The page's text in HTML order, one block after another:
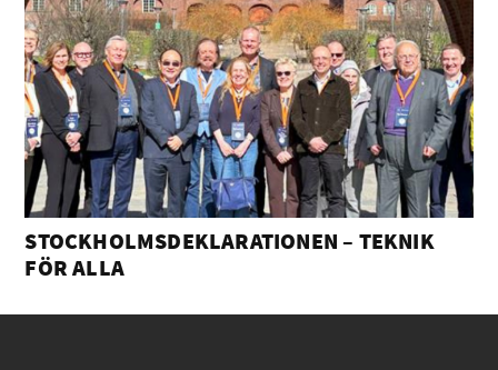
STOCKHOLMSDEKLARATIONEN – TEKNIK
FÖR ALLA